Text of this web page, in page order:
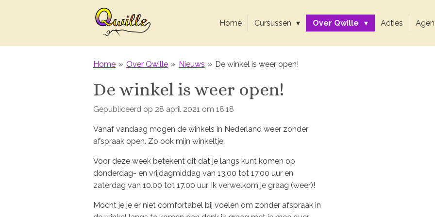
de
Home Cursussen Over Qwille Acties
Home » Over Qwille » Nieuws » De winkel is weer open!
De winkel is weer open!
Gepubliceerd op 28 april 2021 om 18:18
Vanaf vandaag mogen de winkels in Nederland weer zonder
afspraak open. Zo ook mijn winkeltje.
Voor deze week betekent dit dat je langs kunt komen op
donderdag- en vrijdagmiddag van 13.00 tot 17.00 uur en
zaterdag van 10.00 tot 17.00 uur. Ik verwelkom je graag (weer)!
Mocht je je er niet comfortabel bij voelen om zonder afspraak in